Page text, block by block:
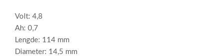
Volt: 4,8
Ah: 0,7
Lengde: 114 mm
Diameter: 14,5 mm